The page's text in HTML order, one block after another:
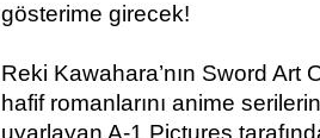
gösterime girecek!
Reki Kawahara’nın Sword Art
hafif romanlarını anime
uyarlayan A-1 Pictures